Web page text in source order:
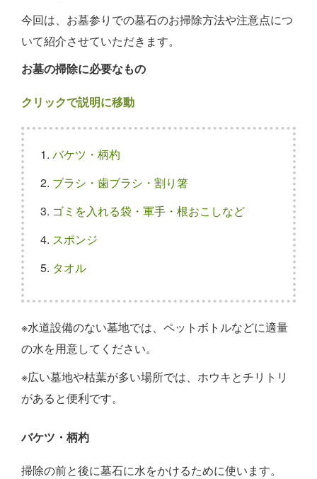
今回は、お墓参りでの墓石のお掃除方法や注意点につ
いて紹介させていただきます。
お墓の掃除に必要なもの
クリックで説明に移動
バケツ・柄杓
ブラシ・歯ブラシ・割り箸
ゴミを入れる袋・軍手・根おこしなど
スポンジ
タオル
※水道設備のない墓地では、ペットボトルなどに適量
の水を用意してください。
※広い墓地や枯葉が多い場所では、ホウキとチリトリ
があると便利です。
バケツ・柄杓
掃除の前と後に墓石に水をかけるために使います。